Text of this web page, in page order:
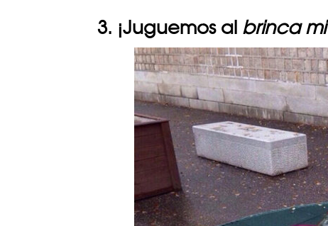
3. ¡Juguemos al brinca